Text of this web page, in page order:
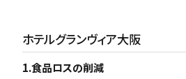
ホテルグランヴィア大阪
1.食品ロスの削減